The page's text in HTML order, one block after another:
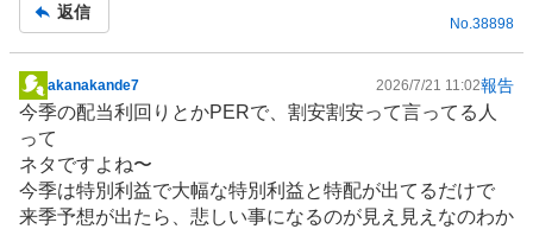
返信
No.38898
掲
示
板
記
事
akanakande7 2026/7/21 11:02報告
今季の配当利回りとかPERで、割安割安って言ってる人
って
ネタですよね〜
今季は特別利益で大幅な特別利益と特配が出てるだけで
来季予想が出たら、悲しい事になるのが見え見えなのわか